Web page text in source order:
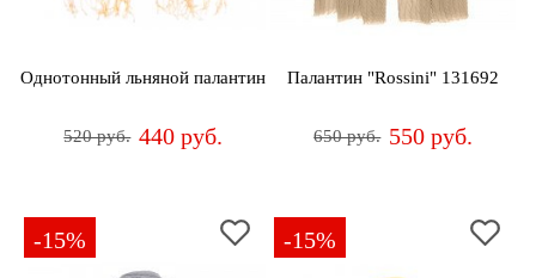
Белье
пляжа
Однотонный льняной палантин
520 руб. 440 руб.
Палантин "Rossini" 131692
650 руб. 550 руб.
-15% -15%